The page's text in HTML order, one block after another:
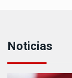
Noticias